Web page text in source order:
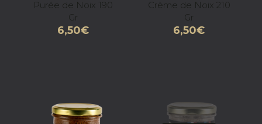
Purée de Noix 190
Gr
6,50€
Crème de Noix 210
Gr
6,50€